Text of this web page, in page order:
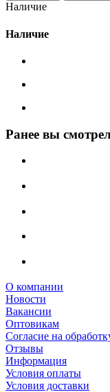
Наличие
Наличие
Ранее вы
О компании
Новости
Вакансии
Оптовикам
Cогласие на
Отзывы
Информация
Условия оплаты
Условия доставки